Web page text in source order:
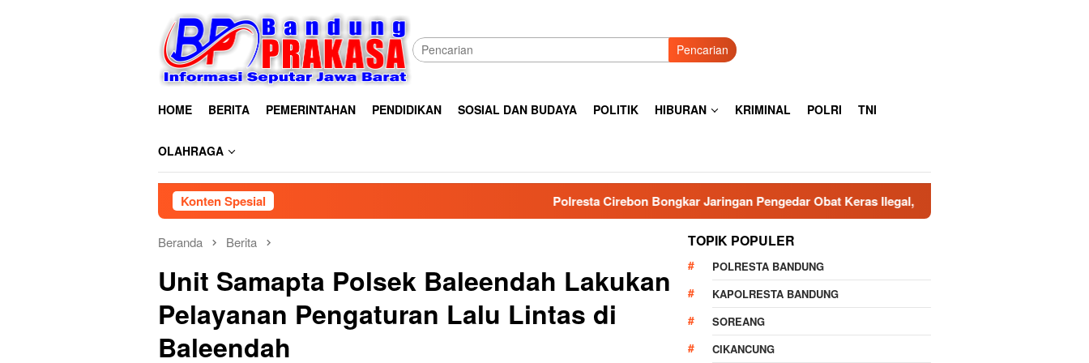
Pencarian
HOME BERITA PEMERINTAHAN PENDIDIKAN SOSIAL DAN BUDAYA POLITIK HIBURAN KRIMINAL POLRI TNI
OLAHRAGA
Konten Spesial Polresta Cirebon Bongkar Jaringan Pengedar Obat Keras Ilegal, Dua Pelaku Diringkus
Beranda Berita
Unit Samapta Polsek Baleendah Lakukan
Pelayanan Pengaturan Lalu Lintas di
Baleendah
TOPIK POPULER
POLRESTA BANDUNG
KAPOLRESTA BANDUNG
SOREANG
CIKANCUNG